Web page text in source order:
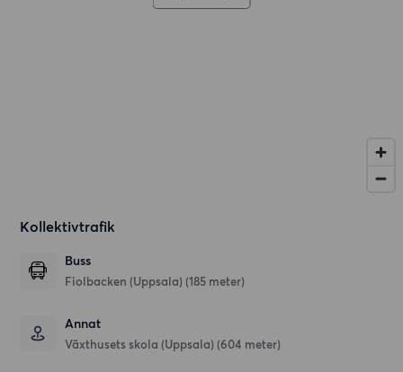
Kollektivtrafik
Buss
Fiolbacken (Uppsala) (185 meter)
Annat
Växthusets skola (Uppsala) (604 meter)